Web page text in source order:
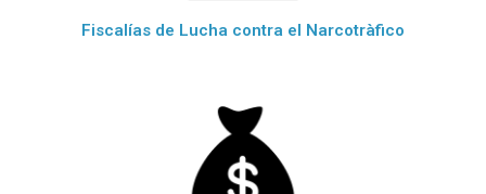
Fiscalías de Lucha contra el Narcotràfico